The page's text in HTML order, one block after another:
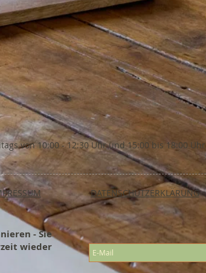
von 10:00 - 12:30 Uhr und 15:00 bis 18:00 Uhr
DATENSCHUTZERKLÄRUNG
- Sie
wieder